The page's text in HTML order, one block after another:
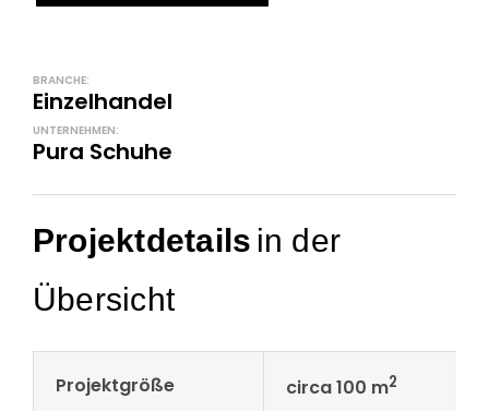
BRANCHE:
Einzelhandel
UNTERNEHMEN:
Pura Schuhe
Projektdetails in der
Übersicht
Projektgröße circa 100 m2